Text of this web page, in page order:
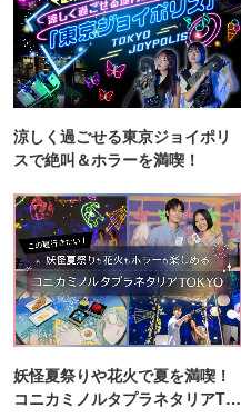
涼しく過ごせる東京ジョイポリ
スで絶叫＆ホラーを満喫！
妖怪夏祭りや花火で夏を満喫！
コニカミノルタプラネタリアTO